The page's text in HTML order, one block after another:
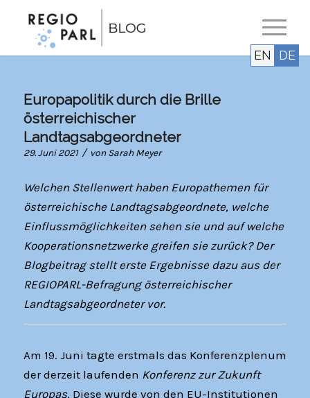
Europapolitik durch die Brille
österreichischer
Landtagsabgeordneter
29. Juni 2021 / vonSarah Meyer
Welchen Stellenwert haben Europathemen für
österreichische Landtagsabgeordnete, welche
Einflussmöglichkeiten sehen sie und auf welche
Kooperationsnetzwerke greifen sie zurück? Der
Blogbeitrag stellt erste Ergebnisse dazu aus der
REGIOPARL-Befragung österreichischer
Landtagsabgeordneter vor.
Am 19. Juni tagte erstmals das Konferenzplenum
der derzeit laufenden Konferenz zur Zukunft
Europas. Diese wurde von den EU-Institutionen
EN DE